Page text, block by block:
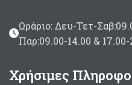
Ωράριο: Δευ-Τετ-
Παρ:09.00-14.00 & 17.00-
Χρήσιμες